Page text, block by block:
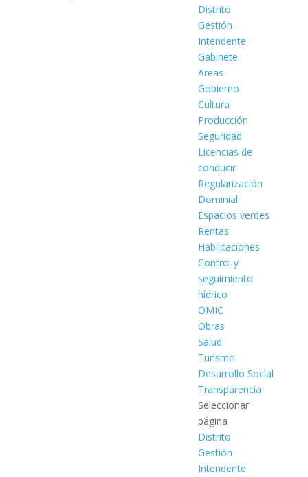
Distrito
Gestión
Intendente
Gabinete
Areas
Gobierno
Cultura
Producción
Seguridad
Licencias de
conducir
Regularización
Dominial
Espacios verdes
Rentas
Habilitaciones
Control y
seguimiento
hídrico
OMIC
Obras
Salud
Turismo
Desarrollo Social
Transparencia
Seleccionar
página
Distrito
Gestión
Intendente